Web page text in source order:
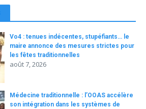
Vo4 : tenues indécentes, stupéfiants… le
maire annonce des mesures strictes pour
les fêtes traditionnelles
août 7, 2026
Médecine traditionnelle : l’OOAS accélère
son intégration dans les systèmes de